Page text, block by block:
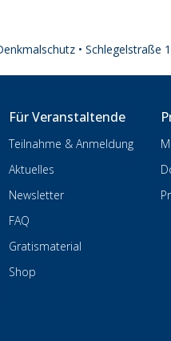
• Schlegelstraße
Für Veranstaltende
Teilnahme & Anmeldung
Aktuelles
Newsletter
FAQ
Gratismaterial
Shop